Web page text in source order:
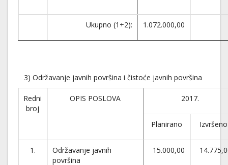
Ukupno (1+2): 1.072.000,00
3) Održavanje javnih površina i čistoće javnih površina
Redni
broj
OPIS POSLOVA 2017.
Planirano Izvršeno
1.
Održavanje javnih
površina
15.000,00